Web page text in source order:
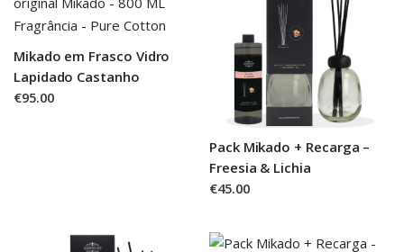
Mikado em Frasco Vidro
Lapidado Castanho
€95.00
Pack Mikado + Recarga –
Freesia & Lichia
€45.00